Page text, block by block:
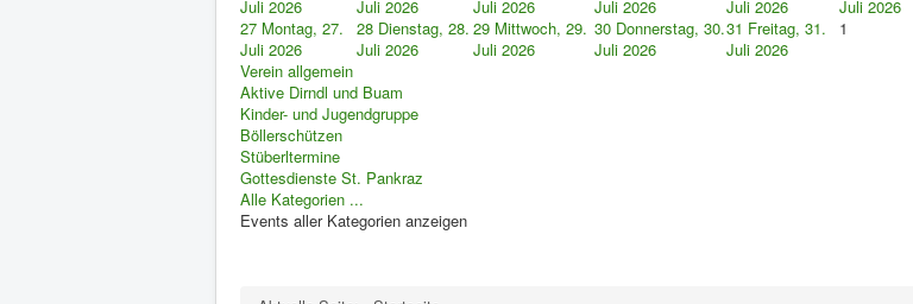
Juli 2026
Juli 2026
Juli 2026
Juli 2026
Juli 2026
Juli 2026
27 Montag, 27.
Juli 2026
28 Dienstag, 28.
Juli 2026
29 Mittwoch, 29.
Juli 2026
30 Donnerstag, 30.
Juli 2026
31 Freitag, 31.
Juli 2026
1
Verein allgemein
Aktive Dirndl und Buam
Kinder- und Jugendgruppe
Böllerschützen
Stüberltermine
Gottesdienste St. Pankraz
Alle Kategorien ...
Events aller Kategorien anzeigen